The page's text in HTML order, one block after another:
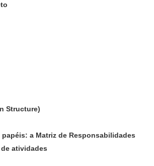
Structure)
a Matriz de Responsabilidades
atividades